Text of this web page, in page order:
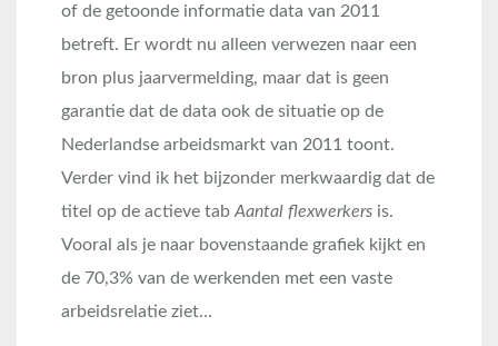
of de getoonde informatie data van 2011
betreft. Er wordt nu alleen verwezen naar een
bron plus jaarvermelding, maar dat is geen
garantie dat de data ook de situatie op de
Nederlandse arbeidsmarkt van 2011 toont.
Verder vind ik het bijzonder merkwaardig dat de
titel op de actieve tab Aantal flexwerkers is.
Vooral als je naar bovenstaande grafiek kijkt en
de 70,3% van de werkenden met een vaste
arbeidsrelatie ziet…